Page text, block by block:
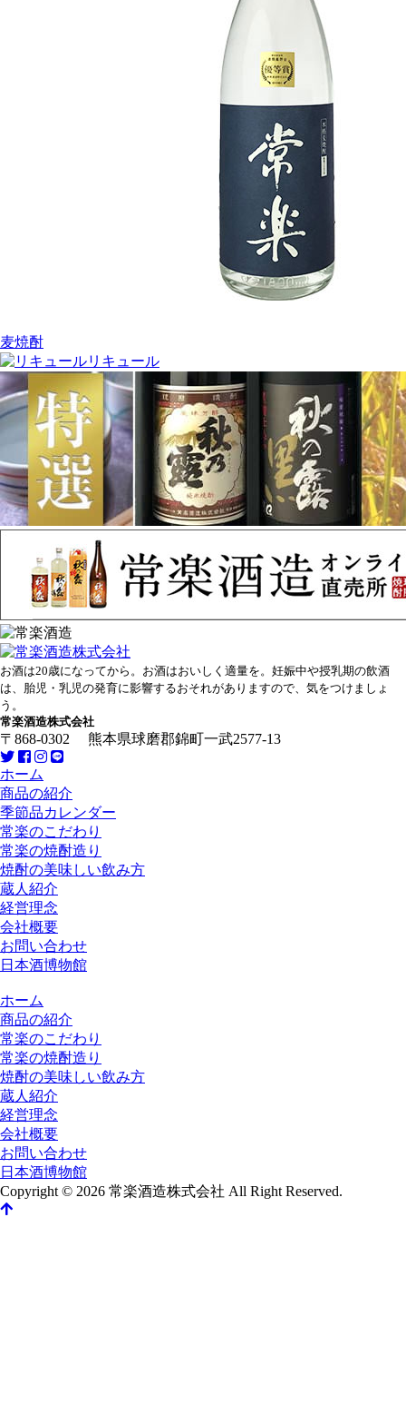
麦焼酎
リキュール
お酒は20歳になってから。お酒はおいしく適量を。妊娠中や授乳期の飲酒
は、胎児・乳児の発育に影響するおそれがありますので、気をつけましょ
う。
常楽酒造株式会社
〒868-0302 熊本県球磨郡錦町一武2577-13
ホーム
商品の紹介
季節品カレンダー
常楽のこだわり
常楽の焼酎造り
焼酎の美味しい飲み方
蔵人紹介
経営理念
会社概要
お問い合わせ
日本酒博物館
ホーム
商品の紹介
常楽のこだわり
常楽の焼酎造り
焼酎の美味しい飲み方
蔵人紹介
経営理念
会社概要
お問い合わせ
日本酒博物館
Copyright © 2026 常楽酒造株式会社 All Right Reserved.